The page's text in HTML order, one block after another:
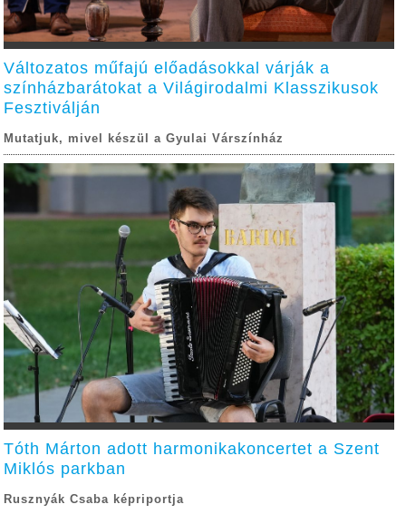
Változatos műfajú előadásokkal várják a
színházbarátokat a Világirodalmi Klasszikusok
Fesztiválján
Mutatjuk, mivel készül a Gyulai Várszínház
Tóth Márton adott harmonikakoncertet a Szent
Miklós parkban
Rusznyák Csaba képriportja